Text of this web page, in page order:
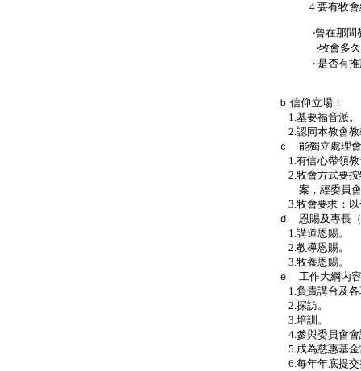
4.要有牧會經
‧曾在那間教會
‧牧會多久
‧ 是否有推薦信（教會須
ｂ 信仰立場：
1.基要福音派。
2.認同本教會教義
ｃ 能獨立處理會務
1.有信心帶領教會
2.牧會方式要按牧者恩賜
案，經委員會審議
3.牧會要求：以發展植堂
ｄ 恩賜及專長（必須配合
1.講道恩賜。
2.教導恩賜。
3.牧養恩賜。
ｅ 工作大綱內容
1.負責講台及各項聚會，
2.探訪。
3.培訓。
4.參與委員會會議
5.成為慈惠基金當然
6.每年年底提交整年工